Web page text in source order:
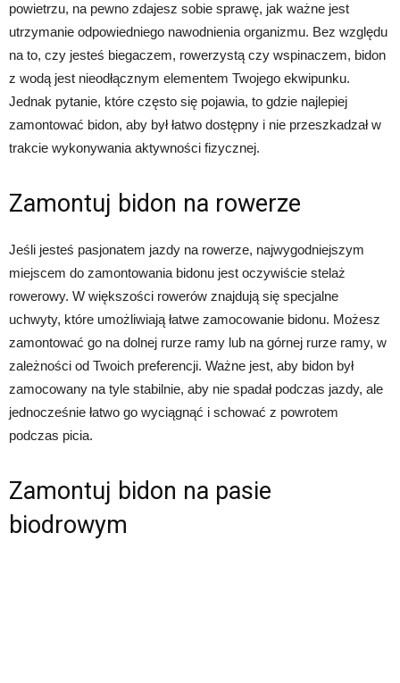
powietrzu, na pewno zdajesz sobie sprawę, jak ważne jest
utrzymanie odpowiedniego nawodnienia organizmu. Bez względu
na to, czy jesteś biegaczem, rowerzystą czy wspinaczem, bidon
z wodą jest nieodłącznym elementem Twojego ekwipunku.
Jednak pytanie, które często się pojawia, to gdzie najlepiej
zamontować bidon, aby był łatwo dostępny i nie przeszkadzał w
trakcie wykonywania aktywności fizycznej.
Zamontuj bidon na rowerze
Jeśli jesteś pasjonatem jazdy na rowerze, najwygodniejszym
miejscem do zamontowania bidonu jest oczywiście stelaż
rowerowy. W większości rowerów znajdują się specjalne
uchwyty, które umożliwiają łatwe zamocowanie bidonu. Możesz
zamontować go na dolnej rurze ramy lub na górnej rurze ramy, w
zależności od Twoich preferencji. Ważne jest, aby bidon był
zamocowany na tyle stabilnie, aby nie spadał podczas jazdy, ale
jednocześnie łatwo go wyciągnąć i schować z powrotem
podczas picia.
Zamontuj bidon na pasie
biodrowym